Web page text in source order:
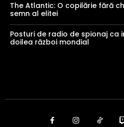
The Atlantic: O copilărie fără
semn al elitei
Posturi de radio de spionaj ca
doilea război mondial